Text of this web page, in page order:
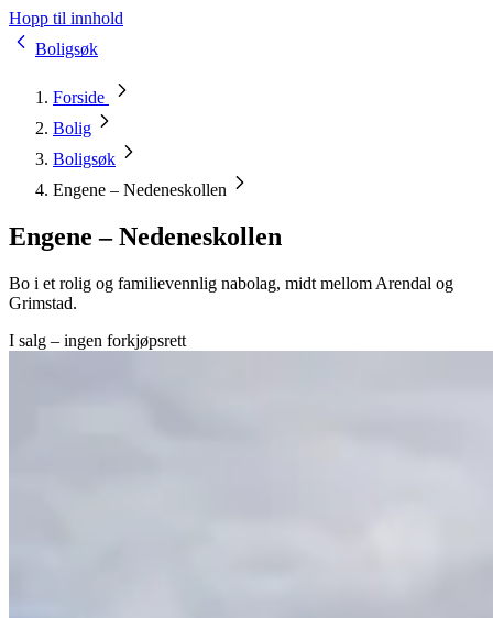
Hopp til innhold
Boligsøk
Forside
Bolig
Boligsøk
Engene – Nedeneskollen
Engene – Nedeneskollen
Bo i et rolig og familievennlig nabolag, midt mellom Arendal og
Grimstad.
I salg – ingen forkjøpsrett